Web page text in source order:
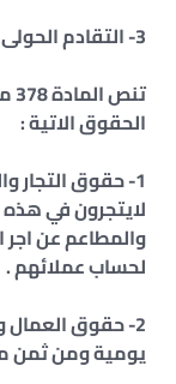
3- التقادم الحولى ( السنوى ):
الحقوق الاتية :
1- حقوق التجار
لايتجرون في
والمطاعم عن
لحساب عملائهم .
2- حقوق العمال
يومية ومن ثمن